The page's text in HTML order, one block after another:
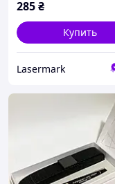
285₴
Купить
Lasermark